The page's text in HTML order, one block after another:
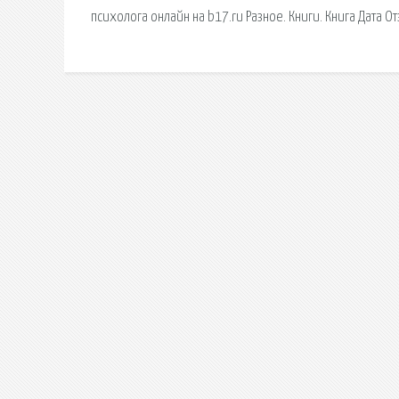
психолога онлайн на b17.ru Разное. Книги. Книга Дата